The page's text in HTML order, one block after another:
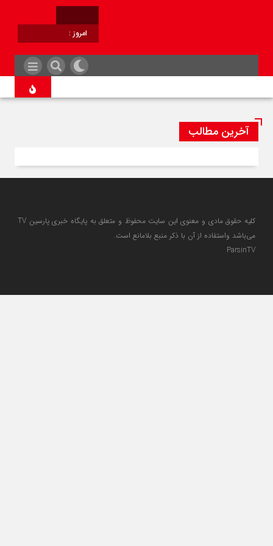
امروز :
آخرین مطالب
کلیه حقوق مادی و معنوی این سایت محفوظ و متعلق به پایگاه خبری پارسین TV
می‌باشد واستفاده از آن با ذکر منبع بلامانع است.
ParsinTV